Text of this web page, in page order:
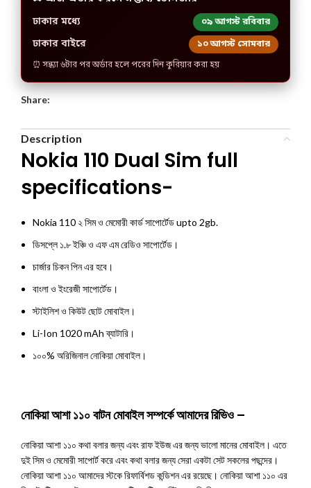
ঢাকার মধ্যে ০৯ আগস্ট রবিবার
ঢাকার বাইরে ১০ আগস্ট সোমবার
⏰ সন্ধ্যা ৬টার পর অর্ডার হলে পরের দিন কুরিয়ার করা হয়
Share:
Description
Nokia 110 Dual Sim full
specifications-
Nokia 110 ২ সিম ও মেমোরী কার্ড সাপোর্টেড upto 2gb.
ডিসপ্লে ১.৮ ইঞ্চি ও এফ এম রেডিও সাপোর্টেড।
চার্জার চিকন পিন এর হবে।
বাংলা ও ইংরেজী সাপোর্টেড।
স্টাইলিশ ও কিউট ছোট মোবাইল।
Li-Ion 1020 mAh ব্যাটারি।
১০০% অরিজিনাল নোকিয়া মোবাইল।
নোকিয়া আশা ১১০ বাটন মোবাইল সম্পর্কে আমাদের রিভিও –
নোকিয়া আশা ১১০ কথা বলার জন্য এবং রাফ ইউজ এর জন্য ভালো মানের মোবাইল। এতে
দুই সিম ও মেমোরী সাপোর্ট করে এবং কথা বলার জন্য সেরা একটা সেট সকলের পছন্দের।
নোকিয়া আশা ১১০ আমাদের স্টকে রিফার্বিশড কন্ডিশন এর রয়েছে। নোকিয়া আশা ১১০ এর